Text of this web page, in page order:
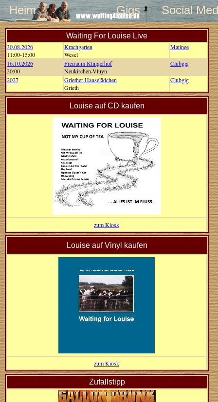
Heim Gigs Social
Waiting For Louise Live
30.08.2026
11:00-15:00
Krachgarten
Wesel
Matinee
16.10.2026
20:00
Freiraum Klingerhuf
Neukirchen-Vluyn
Clubgig
2027
Griether Hanselädchen
Grieth
Clubgig
Louise auf CD kaufen
zum Kiosk
Louise auf Vinyl kaufen
zum Kiosk
Zufallstipp